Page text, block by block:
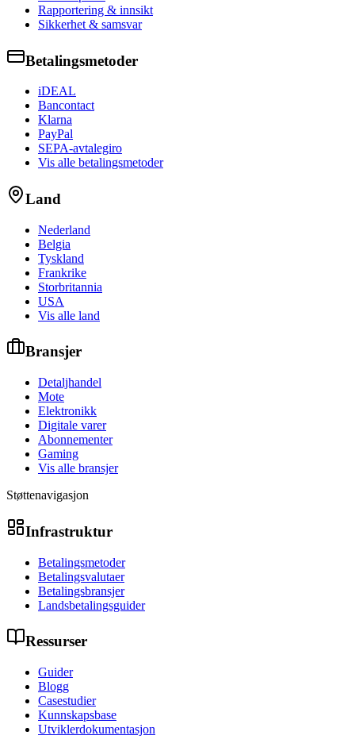
Rapportering & innsikt
Sikkerhet & samsvar
Betalingsmetoder
iDEAL
Bancontact
Klarna
PayPal
SEPA-avtalegiro
Vis alle betalingsmetoder
Land
Nederland
Belgia
Tyskland
Frankrike
Storbritannia
USA
Vis alle land
Bransjer
Detaljhandel
Mote
Elektronikk
Digitale varer
Abonnementer
Gaming
Vis alle bransjer
Støttenavigasjon
Infrastruktur
Betalingsmetoder
Betalingsvalutaer
Betalingsbransjer
Landsbetalingsguider
Ressurser
Guider
Blogg
Casestudier
Kunnskapsbase
Utviklerdokumentasjon